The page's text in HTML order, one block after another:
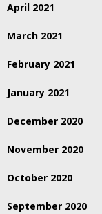
April 2021
March 2021
February 2021
January 2021
December 2020
November 2020
October 2020
September 2020